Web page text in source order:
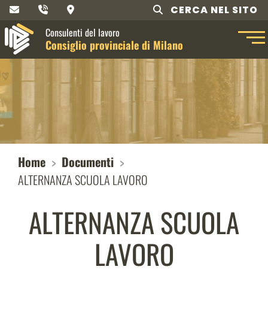
CERCA NEL SITO
Consulenti del lavoro
Consiglio provinciale di Milano
Home
Documenti
ALTERNANZA SCUOLA LAVORO
ALTERNANZA SCUOLA
LAVORO